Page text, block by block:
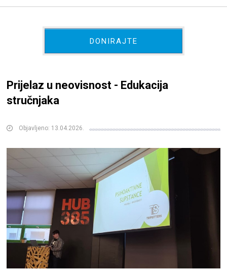
DONIRAJTE
Prijelaz u neovisnost - Edukacija
stručnjaka
Objavljeno: 13.04.2026.